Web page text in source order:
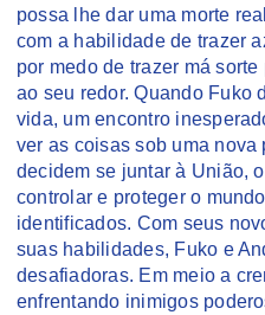
possa lhe dar uma morte
com a habilidade de trazer
por medo de trazer má
ao seu redor. Quando Fuko
vida, um encontro
ver as coisas sob uma nova
decidem se juntar à União,
controlar e proteger o
identificados. Com seus
suas habilidades, Fuko e
desafiadoras. Em meio a
enfrentando inimigos